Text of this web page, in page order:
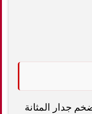
جدار المثانة